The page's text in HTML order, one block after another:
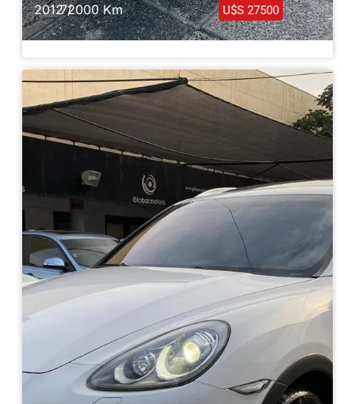
2012 /72000 Km U$S 27500
Porsche Cayenne AWD 2012
Haz clic aquí